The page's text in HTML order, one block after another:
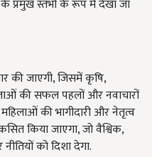
के प्रमुख स्तंभों के रूप में देखा जा
की जाएगी, जिसमें कृषि,
की सफल पहलों और नवाचारों
की भागीदारी और नेतृत्व
किया जाएगा, जो वैश्विक,
नीतियों को दिशा देगा.